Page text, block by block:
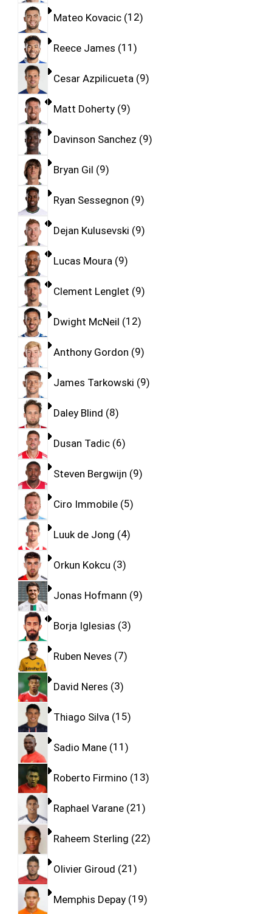
Mateo Kovacic 12
Reece James 11
Cesar Azpilicueta 9
Matt Doherty 9
Davinson Sanchez 9
Bryan Gil 9
Ryan Sessegnon 9
Dejan Kulusevski 9
Lucas Moura 9
Clement Lenglet 9
Dwight McNeil 12
Anthony Gordon 9
James Tarkowski 9
Daley Blind 8
Dusan Tadic 6
Steven Bergwijn 9
Ciro Immobile 5
Luuk de Jong 4
Orkun Kokcu 3
Jonas Hofmann 9
Borja Iglesias 3
Ruben Neves 7
David Neres 3
Thiago Silva 15
Sadio Mane 11
Roberto Firmino 13
Raphael Varane 21
Raheem Sterling 22
Olivier Giroud 21
Memphis Depay 19